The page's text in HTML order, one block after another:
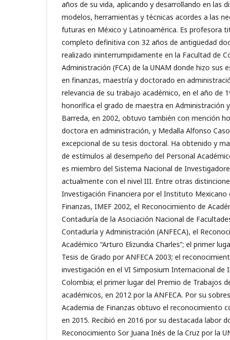
años de su vida, aplicando y desarrollando en las
modelos, herramientas y técnicas acordes a las
futuras en México y Latinoamérica. Es profesora
completo definitiva con 32 años de antigüedad
realizado ininterrumpidamente en la Facultad de
Administración (FCA) de la UNAM donde hizo sus
en finanzas, maestría y doctorado en
relevancia de su trabajo académico, en el año de
honorífica el grado de maestra en Administración
Barreda, en 2002, obtuvo también con mención
doctora en administración, y Medalla Alfonso
excepcional de su tesis doctoral. Ha obtenido y
de estímulos al desempeño del Personal
es miembro del Sistema Nacional de
actualmente con el nivel III. Entre otras
Investigación Financiera por el Instituto Mexicano
Finanzas, IMEF 2002, el Reconocimiento de
Contaduría de la Asociación Nacional de
Contaduría y Administración (ANFECA), el
Académico “Arturo Elizundia Charles”; el primer
Tesis de Grado por ANFECA 2003; el
investigación en el VI Simposium Internacional de
Colombia; el primer lugar del Premio de Trabajos
académicos, en 2012 por la ANFECA. Por su
Academia de Finanzas obtuvo el reconocimiento
en 2015. Recibió en 2016 por su destacada labor
Reconocimiento Sor Juana Inés de la Cruz por la